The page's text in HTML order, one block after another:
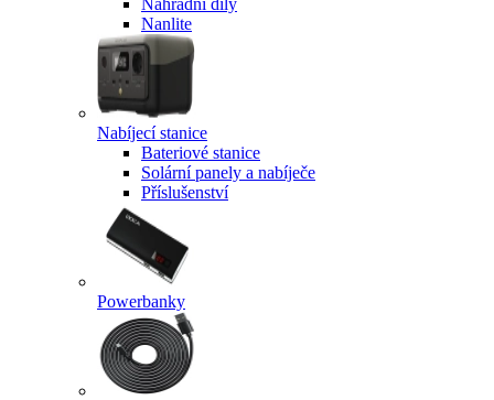
Náhradní díly
Nanlite
Nabíjecí stanice
Bateriové stanice
Solární panely a nabíječe
Příslušenství
Powerbanky